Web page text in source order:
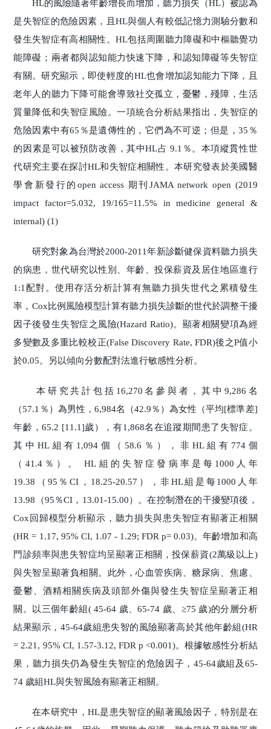
HL的風險隨著年齡增長而增加，聽力損失（HL）被認為
是失智症的危險因素，且HL與個人有較低記憶力測驗分數和
發生失智症有高相關性。HL包括周圍聽力障礙和中樞聽覺功
能障礙；兩者都與認知能力快速下降，和認知障礙等失智症
有關。研究顯示，即使輕度的HL也會增加認知能力下降，且
老年人的聽力下降可能會導致社交孤立，憂鬱，殘障，生活
質量降低和失智症風險。一項統合分析結果指出，失智症的
危險因素中有65％是遺傳性的，它們為不可逆；但是，35％
的因素是可以被預防改善，其中HL占 9.1％。本項縱貫性世
代研究主要在探討HL和失智症相關性。本研究發表於美國醫
學會新發行的open access 期刊JAMA network open (2019
impact factor=5.032, 19/165=11.5% in medicine general &
internal) (1)
研究對象為台灣於2000-2011年新診斷健保資料聽力損失
的病患，世代研究以性別、年齡、投保薪資及居住地區進行
1:1配對。使用存活分析計算有無聽力損失世代之累積發生
率，Cox比例風險模型計算有聽力損失診斷的世代於調整干擾
因子後發生失智症之風險(Hazard Ratio)。顯著相關變項為經
多變數及多重比較校正(False Discovery Rate, FDR)後之P值小
於0.05。另以傾向分數配對法進行敏感性分析。
本研究共計包括16,270名參與者，其中9,286名
（57.1％）為男性，6,984名（42.9％）為女性（平均[標準差]
年齡，65.2 [11.1]歲），有1,868名在追蹤期間患了失智症。
其中HL組有1,094個（58.6％），非HL組有774個
（41.4％）。 HL組的失智症發病率是每1000人年
19.38（95％CI，18.25-20.57），非HL組是每1000人年
13.98（95％CI，13.01-15.00）。在控制潛在的干擾變項後，
Cox回歸模型分析顯示，聽力損失與患失智症有顯著正相關
(HR = 1.17, 95% CI, 1.07 - 1.29; FDR p= 0.03)。年齡增加和高
門診頻率與患失智症均呈顯著正相關，投保薪資(2萬級以上)
與失智呈顯著負相關。此外，心血管疾病、糖尿病、焦慮、
憂鬱、酒精相關疾病及頭部外傷與發生失智症呈顯著正相
關。以三個年齡組( 45-64 歲、65-74 歲、≥75 歲)的分層分析
結果顯示，45-64歲組患失智的風險顯著高於其他年齡組(HR
= 2.21, 95% CI, 1.57-3.12, FDR p <0.001)。根據敏感性分析結
果，聽力損失仍為發生失智症的危險因子，45-64歲組及65-
74 歲組HL與失智風險有顯著正相關。
在本研究中，HL是患失智症的顯著風險因子，特別是在